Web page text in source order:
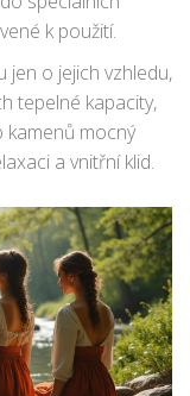
k použití.
jen o jejich vzhledu,
tepelné kapacity,
kamenů mocný
a vnitřní klid.